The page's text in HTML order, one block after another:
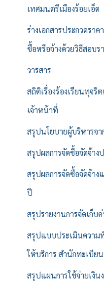
เทศมนตรีเมืองร้อยเอ็ด
ร่างเอกสารประกวดราค
ซื้อหรือจ้างด้วยวิธีสอบร
วารสาร
สถิติเรื่องร้องเรียนทุจ
เจ้าหน้าที่
สรุปนโยบายผู้บริหารจ
สรุปผลการจัดซื้อจัดจ้าง
สรุปผลการจัดซื้อจัดจ้า
ปี
สรุปรายงานการจัดเก็บ
สรุปแบบประเมินความ
ให้บริการ สำนักทะเบีย
สรุปแผนการใช้จ่ายเงิ